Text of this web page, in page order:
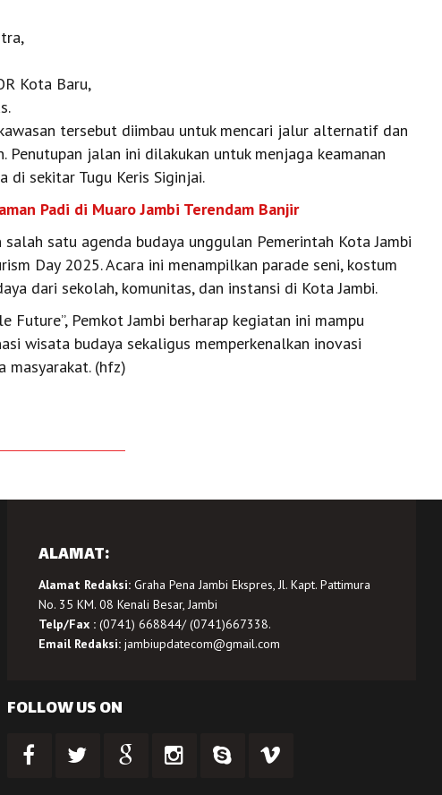
Kota Baru,
tersebut diimbau untuk mencari jalur alternatif dan
Penutupan jalan ini dilakukan untuk menjaga keamanan
di sekitar Tugu Keris Siginjai.
Padi di Muaro Jambi Terendam Banjir
satu agenda budaya unggulan Pemerintah Kota Jambi
Day 2025. Acara ini menampilkan parade seni, kostum
dari sekolah, komunitas, dan instansi di Kota Jambi.
Future”, Pemkot Jambi berharap kegiatan ini mampu
wisata budaya sekaligus memperkenalkan inovasi
masyarakat. (hfz)
ALAMAT:
Alamat Redaksi:Graha Pena Jambi Ekspres, Jl. Kapt. Pattimura
No. 35 KM. 08 Kenali Besar, Jambi
Telp/Fax :(0741) 668844/ (0741)667338.
Email Redaksi: jambiupdatecom@gmail.com
FOLLOW US ON